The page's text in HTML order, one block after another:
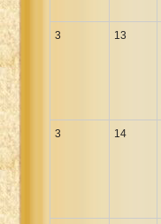
3 13
3 14